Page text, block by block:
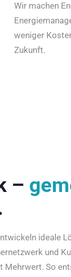
Wir machen
weniger
Zukunft.
–
ideale
und
So